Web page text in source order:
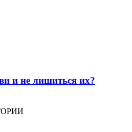
и не лишиться их?